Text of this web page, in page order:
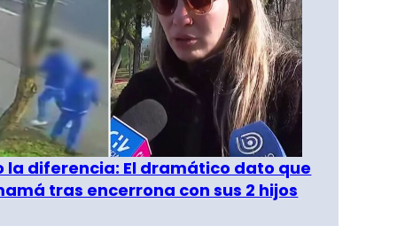
la diferencia: El dramático dato que
tras encerrona con sus 2 hijos